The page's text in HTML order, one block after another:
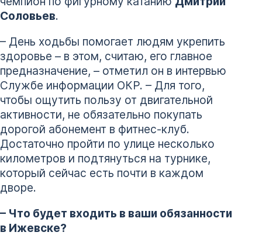
Соловьев.
– День ходьбы помогает людям укрепить
здоровье – в этом, считаю, его главное
предназначение, – отметил он в интервью
Службе информации ОКР. – Для того,
чтобы ощутить пользу от двигательной
активности, не обязательно покупать
дорогой абонемент в фитнес-клуб.
Достаточно пройти по улице несколько
километров и подтянуться на турнике,
который сейчас есть почти в каждом
дворе.
– Что будет входить в ваши обязанности
в Ижевске?